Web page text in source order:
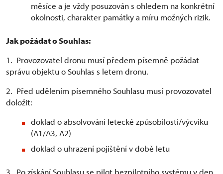
měsíce a je vždy posuzován s ohledem na konkrétní
okolnosti, charakter památky a míru možných rizik.
Jak požádat o Souhlas:
1. Provozovatel dronu musí předem písemně požádat
správu objektu o Souhlas s letem dronu.
2. Před udělením písemného Souhlasu musí provozovatel
doložit:
doklad o absolvování letecké způsobilosti/výcviku
(A1/A3, A2)
doklad o uhrazení pojištění v době letu
3. Po získání Souhlasu se pilot bezpilotního systému v den